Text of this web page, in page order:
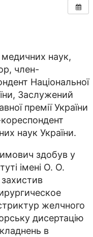
наук,
член-
Національної
Заслужений
премії України
кореспондент
наук України.
здобув у
імені О. О.
желчного
дисертацію
в